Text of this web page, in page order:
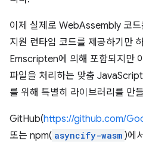
이제 실제로 WebAssembly 코
지원 런타임 코드를 제공하기만
Emscripten에 의해 포함되지만
파일을 처리하는 맞춤
를 위해 특별히 라이브러리를 만
GitHub(https://github.com/
또는 npm( asyncify-wasm )에